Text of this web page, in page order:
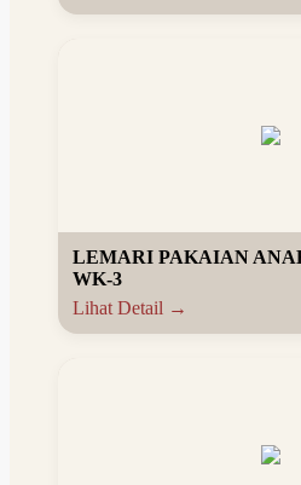
LEMARI PAKAIAN
WK-3
Lihat Detail →